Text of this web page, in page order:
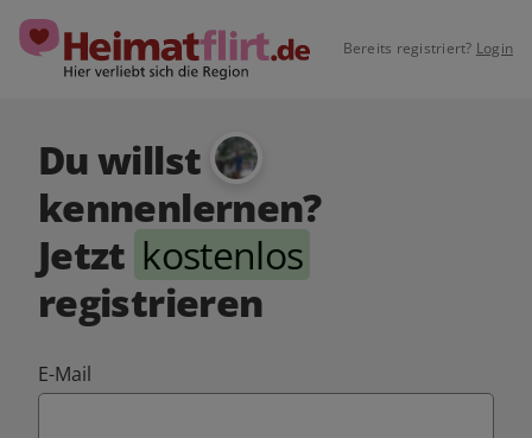
Bereits registriert? Login
Du willst
kennenlernen?
Jetzt kostenlos
registrieren
E-Mail